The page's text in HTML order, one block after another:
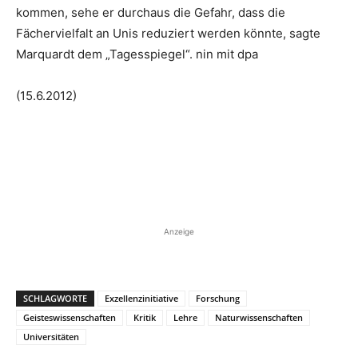
kommen, sehe er durchaus die Gefahr, dass die
Fächervielfalt an Unis reduziert werden könnte, sagte
Marquardt dem „Tagesspiegel“. nin mit dpa
(15.6.2012)
Anzeige
SCHLAGWORTE Exzellenzinitiative
Forschung
Geisteswissenschaften
Kritik Lehre
Naturwissenschaften
Universitäten